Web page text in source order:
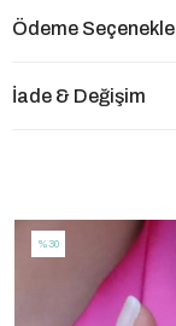
Ödeme
İade & Değişim
%30